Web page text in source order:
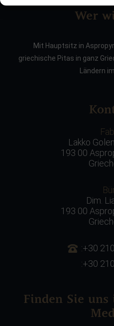
Wer
Mit Hauptsitz in
griechische Pitas in ganz
Ländern
Lakko
193 00
Dim.
193 00
:+30
:+30
Finden Sie uns